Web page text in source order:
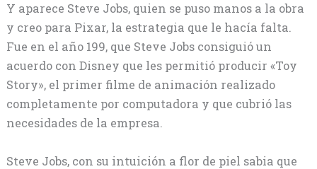
Y aparece Steve Jobs, quien se puso manos a la obra
y creo para Pixar, la estrategia que le hacía falta.
Fue en el año 199, que Steve Jobs consiguió un
acuerdo con Disney que les permitió producir «Toy
Story», el primer filme de animación realizado
completamente por computadora y que cubrió las
necesidades de la empresa.
Steve Jobs, con su intuición a flor de piel sabia que